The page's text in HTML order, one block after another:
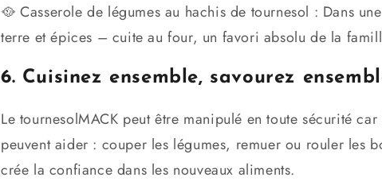
🥘 Casserole de légumes au hachis de tournesol : Dans
terre et épices – cuite au four, un favori absolu de la
6. Cuisinez ensemble, savourez
Le tournesolMACK peut être manipulé en toute sécurité
peuvent aider : couper les légumes, remuer ou rouler les
crée la confiance dans les nouveaux aliments.